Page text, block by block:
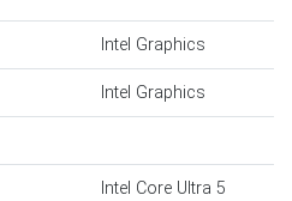
Intel Graphics
Intel Graphics
Intel Core Ultra 5